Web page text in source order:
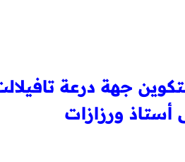
جهة درعة
أستاذ ورزازات